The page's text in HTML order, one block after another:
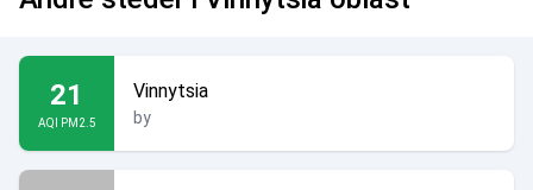
21
AQI PM2.5
Vinnytsia
by